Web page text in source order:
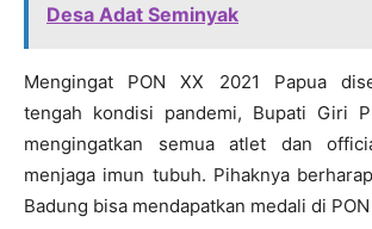
Desa Adat Seminyak
Mengingat PON XX 2021 Papua
tengah kondisi pandemi, Bupati Giri
mengingatkan semua atlet dan
menjaga imun tubuh. Pihaknya
Badung bisa mendapatkan medali di